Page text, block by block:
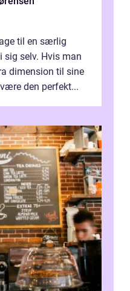
til en særlig
sig selv. Hvis man
dimension til sine
den perfekt...